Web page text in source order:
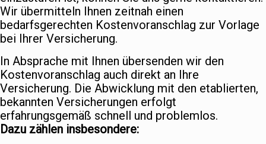
Wir übermitteln Ihnen zeitnah einen
bedarfsgerechten Kostenvoranschlag zur Vorlage
bei Ihrer Versicherung.
In Absprache mit Ihnen übersenden wir den
Kostenvoranschlag auch direkt an Ihre
Versicherung. Die Abwicklung mit den etablierten,
bekannten Versicherungen erfolgt
erfahrungsgemäß schnell und problemlos.
Dazu zählen insbesondere: